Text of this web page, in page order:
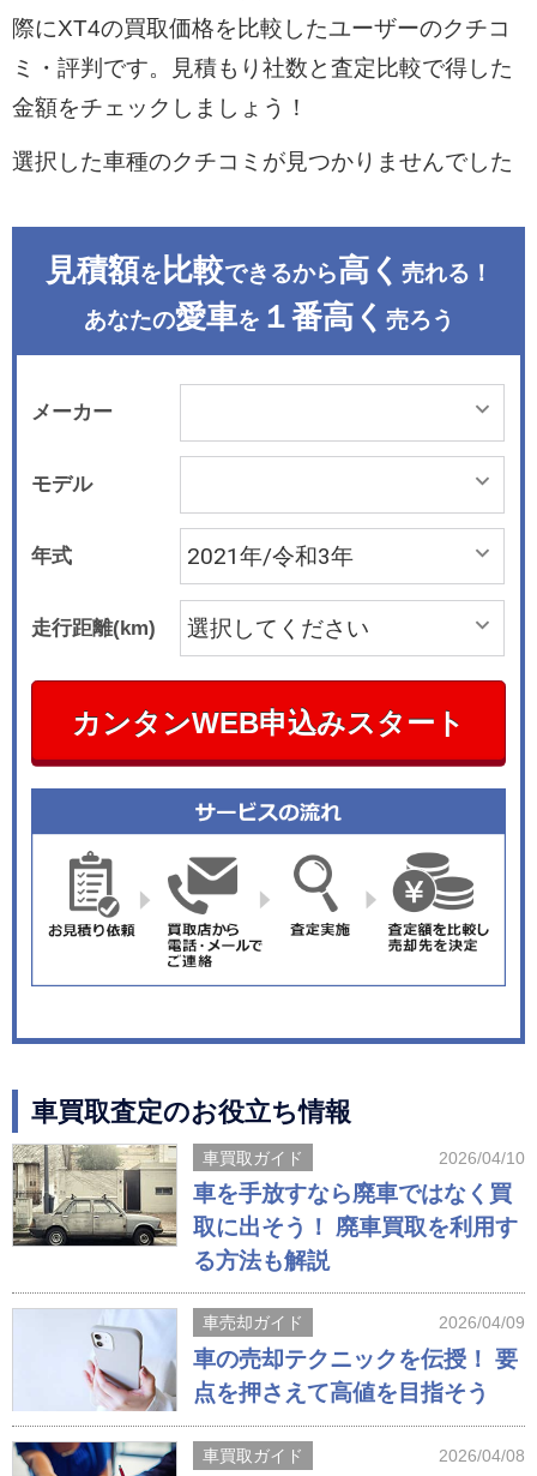
際にXT4の買取価格を比較したユーザーのクチコ
ミ・評判です。見積もり社数と査定比較で得した
金額をチェックしましょう！
選択した車種のクチコミが見つかりませんでした
見積額を 比較できるから高く 売れる！
あなたの愛車を １番高く 売ろう
メーカー
モデル
年式
走行距離(km)
カンタンWEB申込みスタート
車買取査定のお役立ち情報
車買取ガイド 2026/04/10
車を手放すなら廃車ではなく買
取に出そう！ 廃車買取を利用す
る方法も解説
車売却ガイド 2026/04/09
車の売却テクニックを伝授！ 要
点を押さえて高値を目指そう
車買取ガイド 2026/04/08